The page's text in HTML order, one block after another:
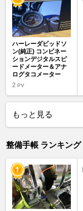
ハーレーダビッドソ
ン(純正) コンビネー
ションデジタルスピ
ードメーター＆アナ
ログタコメーター
2 PV
もっと見る
整備手帳 ランキング